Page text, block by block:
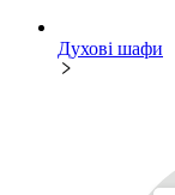
Духові шафи